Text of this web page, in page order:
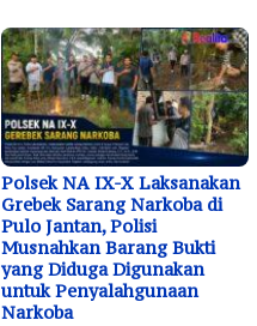
Polsek NA IX-X Laksanakan
Grebek Sarang Narkoba di
Pulo Jantan, Polisi
Musnahkan Barang Bukti
yang Diduga Digunakan
untuk Penyalahgunaan
Narkoba